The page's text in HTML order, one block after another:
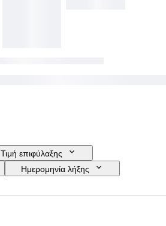
Τιμή επιφύλαξης
Ημερομηνία λήξης